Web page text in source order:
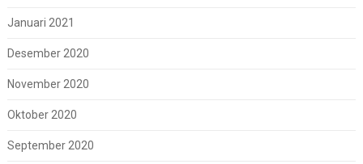
Januari 2021
Desember 2020
November 2020
Oktober 2020
September 2020